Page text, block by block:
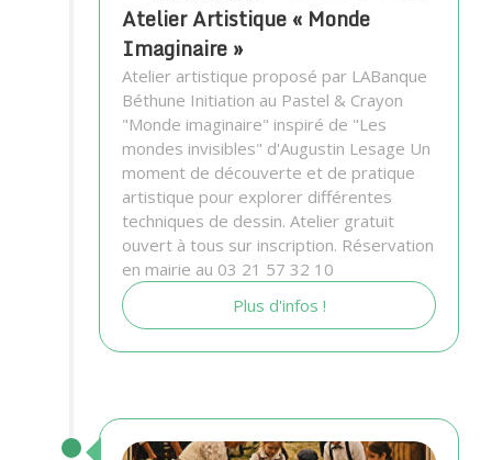
Atelier Artistique « Monde
Imaginaire »
Atelier artistique proposé par LABanque
Béthune Initiation au Pastel & Crayon
"Monde imaginaire" inspiré de "Les
mondes invisibles" d'Augustin Lesage Un
moment de découverte et de pratique
artistique pour explorer différentes
techniques de dessin. Atelier gratuit
ouvert à tous sur inscription. Réservation
en mairie au 03 21 57 32 10
Plus d'infos !